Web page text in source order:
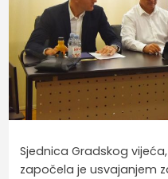
Sjednica Gradskog
započela je usvajanjem